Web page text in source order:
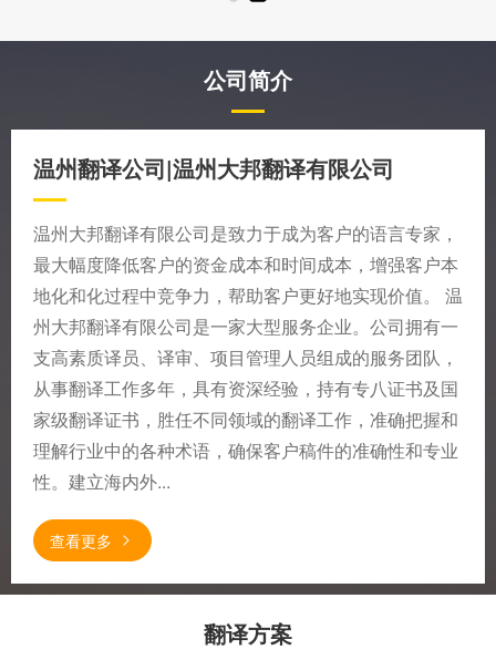
公司简介
温州翻译公司|温州大邦翻译有限公司
温州大邦翻译有限公司是致力于成为客户的语言专家，
最大幅度降低客户的资金成本和时间成本，增强客户本
地化和化过程中竞争力，帮助客户更好地实现价值。 温
州大邦翻译有限公司是一家大型服务企业。公司拥有一
支高素质译员、译审、项目管理人员组成的服务团队，
从事翻译工作多年，具有资深经验，持有专八证书及国
家级翻译证书，胜任不同领域的翻译工作，准确把握和
理解行业中的各种术语，确保客户稿件的准确性和专业
性。建立海内外...
查看更多
翻译方案